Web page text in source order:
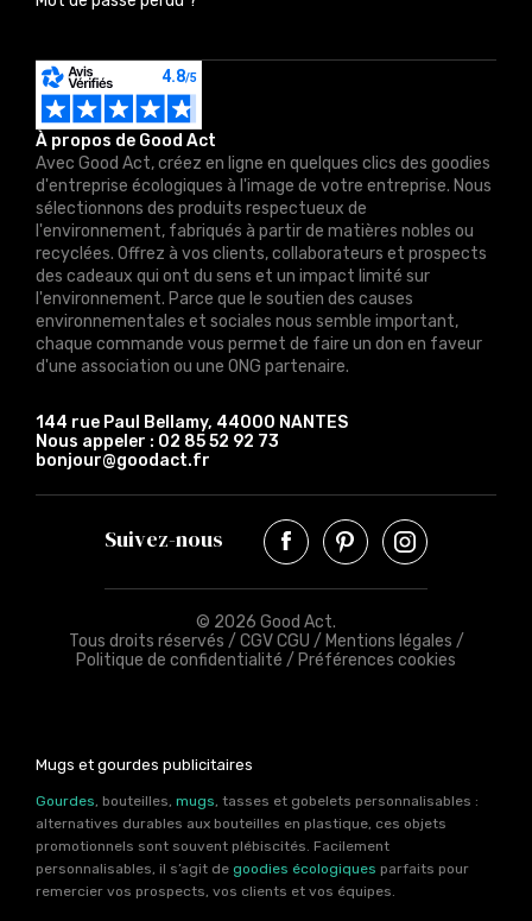
À propos de Good Act
Avec Good Act, créez en ligne en quelques clics des goodies
d'entreprise écologiques à l'image de votre entreprise. Nous
sélectionnons des produits respectueux de
l'environnement, fabriqués à partir de matières nobles ou
recyclées. Offrez à vos clients, collaborateurs et prospects
des cadeaux qui ont du sens et un impact limité sur
l'environnement. Parce que le soutien des causes
environnementales et sociales nous semble important,
chaque commande vous permet de faire un don en faveur
d'une association ou une ONG partenaire.
144 rue Paul Bellamy, 44000 NANTES
Nous appeler : 02 85 52 92 73
bonjour@goodact.fr
Suivez-nous
© 2026 Good Act.
Tous droits réservés / CGV CGU / Mentions légales /
Politique de confidentialité / Préférences cookies
Mugs et gourdes publicitaires
Gourdes , bouteilles, mugs , tasses et gobelets personnalisables :
alternatives durables aux bouteilles en plastique, ces objets
promotionnels sont souvent plébiscités. Facilement
personnalisables, il s’agit de goodies écologiques parfaits pour
remercier vos prospects, vos clients et vos équipes.